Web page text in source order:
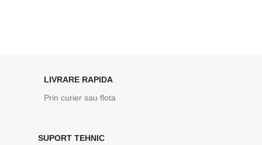
LIVRARE RAPIDA
Prin curier sau flota
SUPORT TEHNIC